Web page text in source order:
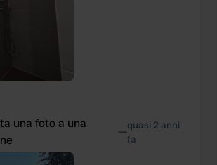
una foto a una
—quasi 2 anni
fa